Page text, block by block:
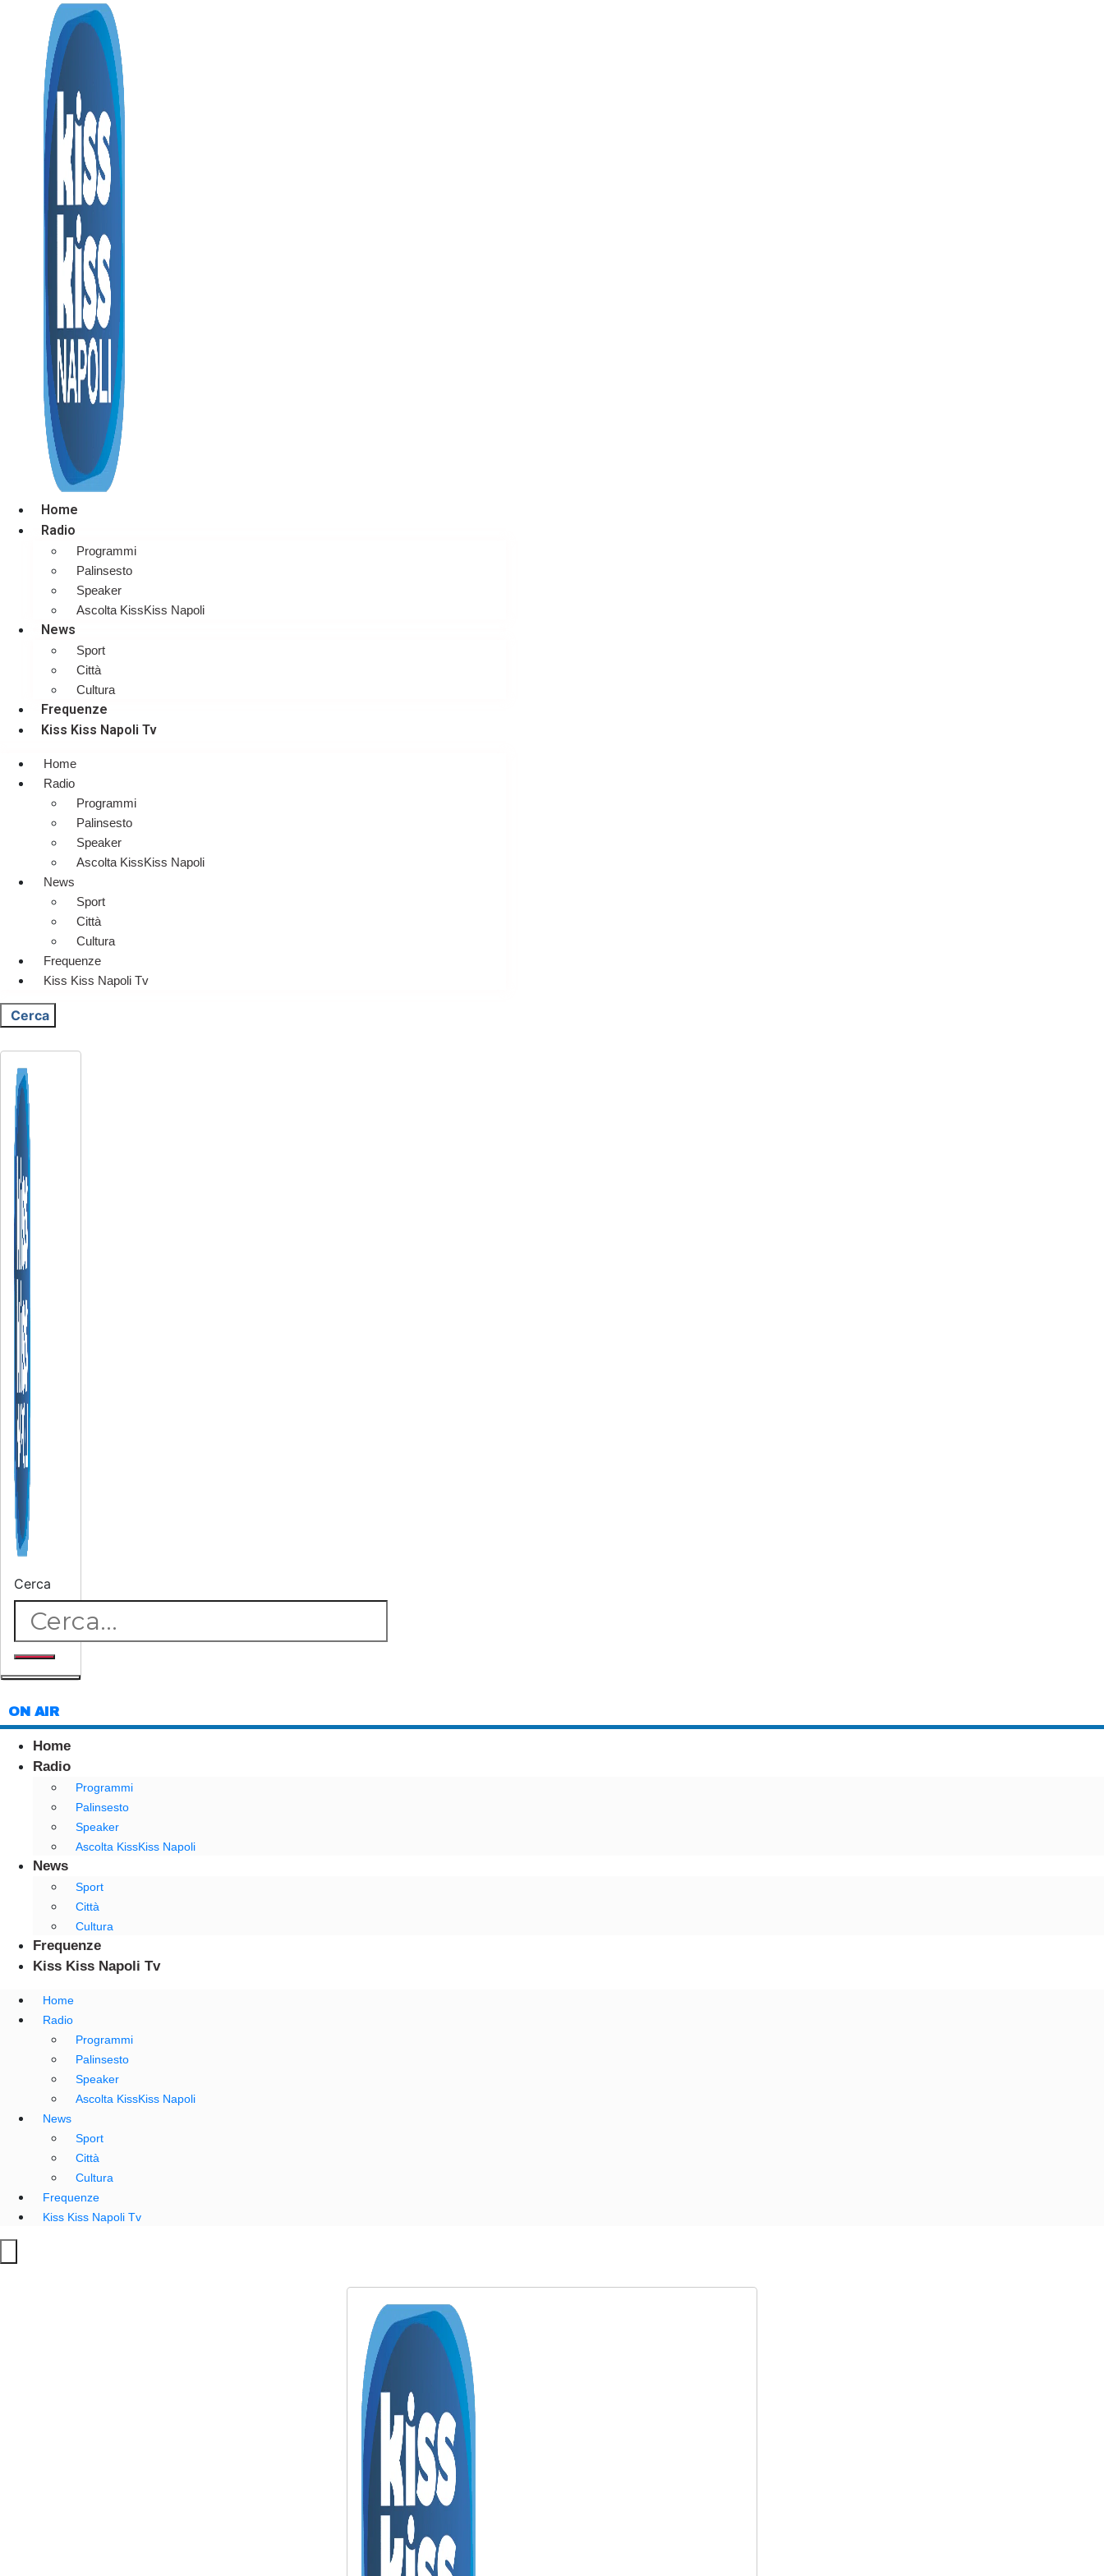
Home
Radio
Programmi
Palinsesto
Speaker
Ascolta KissKiss Napoli
News
Sport
Città
Cultura
Frequenze
Kiss Kiss Napoli Tv
Home
Radio
Programmi
Palinsesto
Speaker
Ascolta KissKiss Napoli
News
Sport
Città
Cultura
Frequenze
Kiss Kiss Napoli Tv
Cerca
Cerca
ON AIR
Home
Radio
Programmi
Palinsesto
Speaker
Ascolta KissKiss Napoli
News
Sport
Città
Cultura
Frequenze
Kiss Kiss Napoli Tv
Home
Radio
Programmi
Palinsesto
Speaker
Ascolta KissKiss Napoli
News
Sport
Città
Cultura
Frequenze
Kiss Kiss Napoli Tv